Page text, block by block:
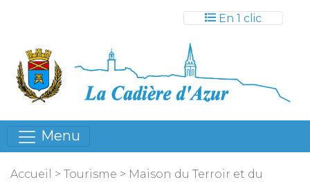
En 1 clic
Menu
Accueil > Tourisme > Maison du Terroir et du